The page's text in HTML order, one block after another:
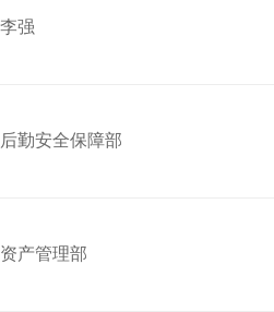
李强
后勤安全保障部
资产管理部